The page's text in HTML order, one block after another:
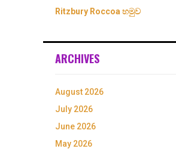
Ritzbury Roccoa හමුව
ARCHIVES
August 2026
July 2026
June 2026
May 2026